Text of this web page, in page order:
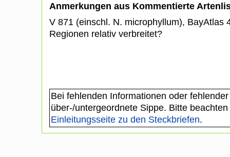
Anmerkungen aus Kommentierte
V 871 (einschl. N. microphyllum), BayAtlas
Regionen relativ verbreitet?
Bei fehlenden Informationen oder
über-/untergeordnete Sippe. Bitte
Einleitungsseite zu den Steckbriefen.